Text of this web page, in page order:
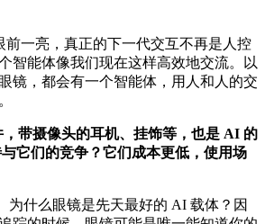
前一亮，真正的下一代交互不再是人控
智能体像我们现在这样高效地交流。以
镜，都会有一个智能体，用人和人的交
带摄像头的耳机、挂饰等，也是 AI 的
它们的竞争？它们成本更低，使用场
为什么眼镜是先天最好的 AI 载体？因